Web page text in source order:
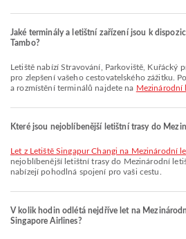
Jaké terminály a letištní zařízení jsou k
Tambo?
Letiště nabízí Stravování, Parkoviště, Kuřácký prostor a mnoho dalších služeb
pro zlepšení vašeho cestovatelského zážitku.
a rozmístění terminálů najdete na Mezinárodní
Které jsou nejoblíbenější letištní trasy do
let z Letiště Singapur Changi na Mezinárodní
nejoblíbenější letištní trasy do Mezinárodní
nabízejí pohodlná spojení pro vaši cestu.
V kolik hodin odlétá nejdříve let na
Singapore Airlines?